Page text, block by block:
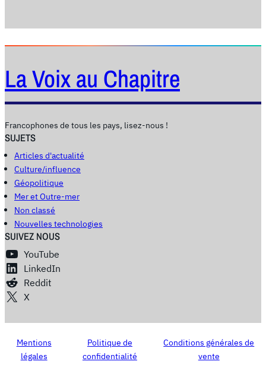
La Voix au Chapitre
Francophones de tous les pays, lisez-nous !
SUJETS
Articles d'actualité
Culture/influence
Géopolitique
Mer et Outre-mer
Non classé
Nouvelles technologies
SUIVEZ NOUS
YouTube
LinkedIn
Reddit
X
Mentions
légales
Politique de
confidentialité
Conditions générales de
vente